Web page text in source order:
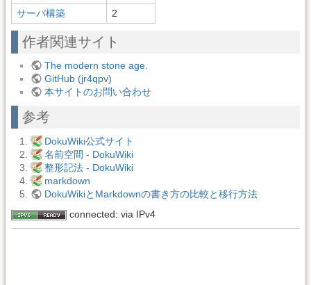
サーバ構築
2
作者関連サイト
The modern stone age.
GitHub (jr4qpv)
本サイトのお問い合わせ
参考
DokuWiki公式サイト
名前空間 - DokuWiki
整形記法 - DokuWiki
markdown
DokuWikiとMarkdownの書き方の比較と移行方法
connected: via IPv4